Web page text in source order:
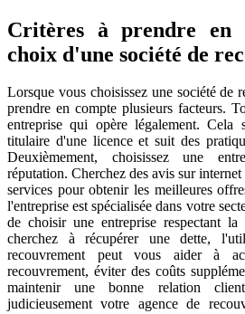
Critères à prendre en
choix d'une société de
Lorsque vous choisissez une société de
prendre en compte plusieurs facteurs.
entreprise qui opère légalement. Cela
titulaire d'une licence et suit des
Deuxièmement, choisissez une
réputation. Cherchez des avis sur
services pour obtenir les meilleures
l'entreprise est spécialisée dans votre
de choisir une entreprise respectant
cherchez à récupérer une dette,
recouvrement peut vous aider à
recouvrement, éviter des coûts
maintenir une bonne relation
judicieusement votre agence de